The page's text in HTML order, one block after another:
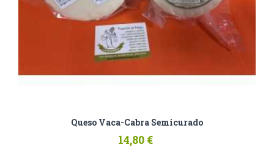
Queso Vaca-Cabra Semicurado
14,80 €